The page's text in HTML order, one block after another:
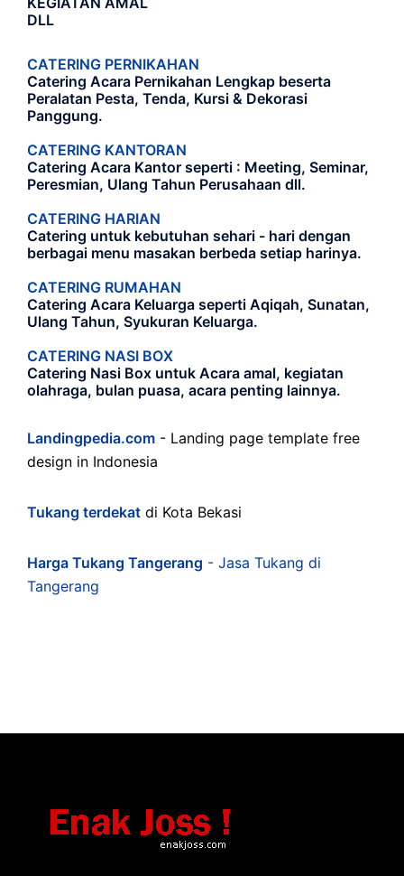
DLL
CATERING PERNIKAHAN
Catering Acara Pernikahan Lengkap beserta
Peralatan Pesta, Tenda, Kursi & Dekorasi
Panggung.
CATERING KANTORAN
Catering Acara Kantor seperti : Meeting, Seminar,
Peresmian, Ulang Tahun Perusahaan dll.
CATERING HARIAN
Catering untuk kebutuhan sehari - hari dengan
berbagai menu masakan berbeda setiap harinya.
CATERING RUMAHAN
Catering Acara Keluarga seperti Aqiqah, Sunatan,
Ulang Tahun, Syukuran Keluarga.
CATERING NASI BOX
Catering Nasi Box untuk Acara amal, kegiatan
olahraga, bulan puasa, acara penting lainnya.
Landingpedia.com - Landing page template free
design in Indonesia
Tukang terdekat di Kota Bekasi
Harga Tukang Tangerang - Jasa Tukang di
Tangerang